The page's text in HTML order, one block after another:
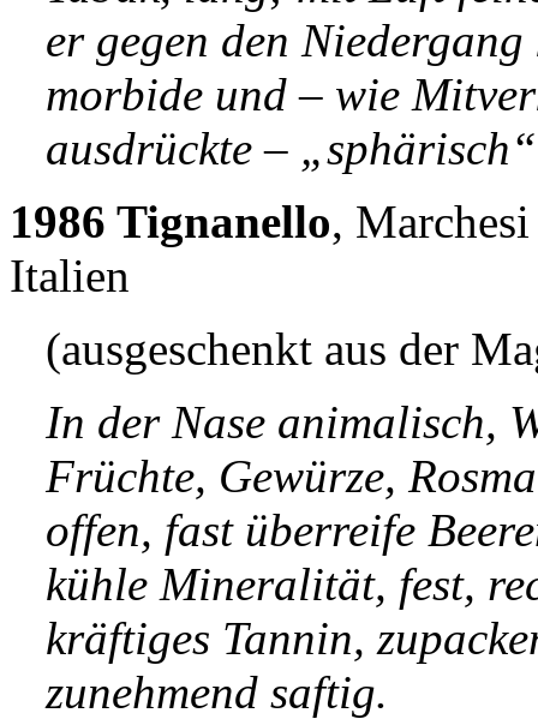
er gegen den
morbide und – wie
ausdrückte –
1986 Tignanello,
Italien
(ausgeschenkt aus der
In der Nase animalisch,
Früchte, Gewürze,
offen, fast überreife
kühle Mineralität, fest,
kräftiges Tannin,
zunehmend saftig.